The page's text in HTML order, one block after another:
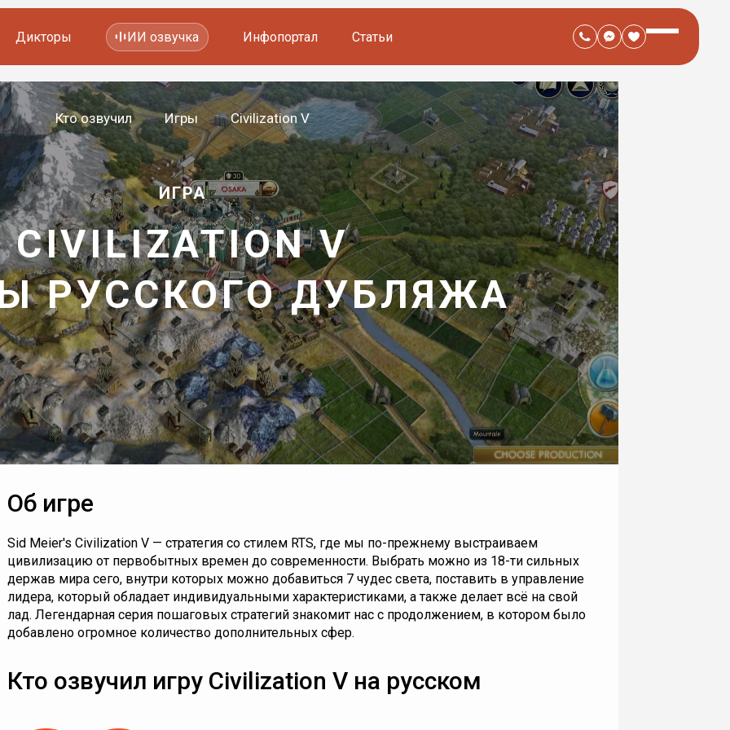
Фильмов и сериалов
Мультфильмов
YouTube каналов
Видеорекламы
Дикторы ИИ озвучка Инфопортал Статьи
Кто озвучил Игры Civilization V
ИГРА
CIVILIZATION V
—
РУССКОГО ДУБЛЯЖА
Об игре
Sid Meier's Civilization V — стратегия со стилем RTS, где мы по-прежнему выстраиваем
цивилизацию от первобытных времен до современности. Выбрать можно из 18-ти сильных
держав мира сего, внутри которых можно добавиться 7 чудес света, поставить в управление
лидера, который обладает индивидуальными характеристиками, а также делает всё на свой
лад. Легендарная серия пошаговых стратегий знакомит нас с продолжением, в котором было
добавлено огромное количество дополнительных сфер.
Кто озвучил игру Civilization V на русском